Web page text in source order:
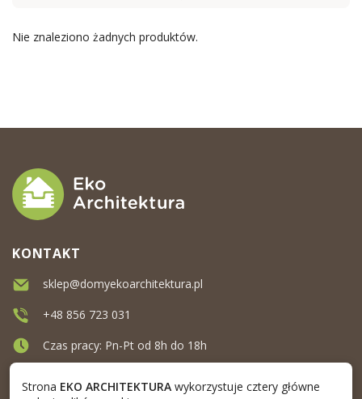
Nie znaleziono żadnych produktów.
KONTAKT
sklep@domyekoarchitektura.pl
+48 856 723 031
Czas pracy: Pn-Pt od 8h do 18h
Strona EKO ARCHITEKTURAwykorzystuje cztery główne